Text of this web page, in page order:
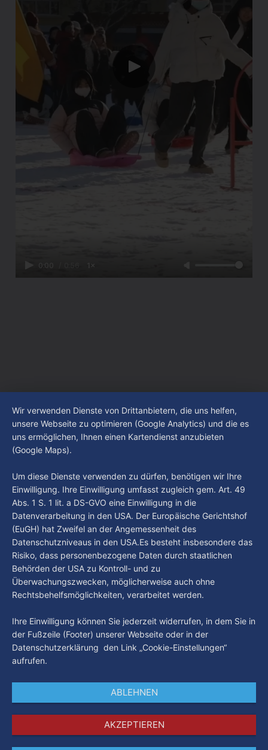
Wir verwenden Dienste von Drittanbietern, die uns helfen,
unsere Webseite zu optimieren (Google Analytics) und die es
uns ermöglichen, Ihnen einen Kartendienst anzubieten
(Google Maps).
Um diese Dienste verwenden zu dürfen, benötigen wir Ihre
Einwilligung. Ihre Einwilligung umfasst zugleich gem. Art. 49
Abs. 1 S. 1 lit. a DS-GVO eine Einwilligung in die
Datenverarbeitung in den USA. Der Europäische Gerichtshof
(EuGH) hat Zweifel an der Angemessenheit des
Datenschutzniveaus in den USA.Es besteht insbesondere das
Risiko, dass personenbezogene Daten durch staatlichen
Behörden der USA zu Kontroll- und zu
Überwachungszwecken, möglicherweise auch ohne
Rechtsbehelfsmöglichkeiten, verarbeitet werden.
Ihre Einwilligung können Sie jederzeit widerrufen, in dem Sie in
der Fußzeile (Footer) unserer Webseite oder in der
Datenschutzerklärung den Link „Cookie-Einstellungen“
aufrufen.
ABLEHNEN
AKZEPTIEREN